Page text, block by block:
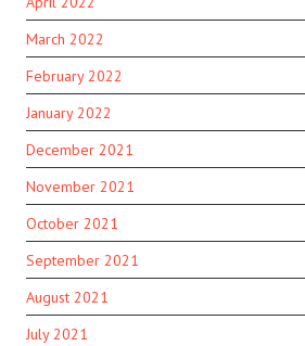
March 2022
February 2022
January 2022
December 2021
November 2021
October 2021
September 2021
August 2021
July 2021